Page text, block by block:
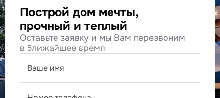
Построй дом мечты,
прочный и теплый
Оставьте заявку и мы Вам перезвоним
в ближайшее время